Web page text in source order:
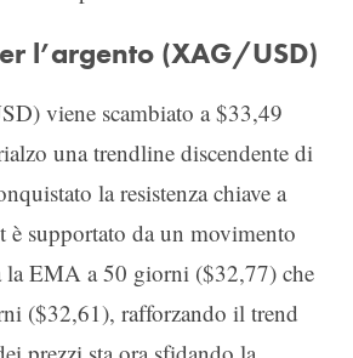
l’argento (XAG/USD)
viene scambiato a $33,49
una trendline discendente di
la resistenza chiave a
supportato da un movimento
la EMA a 50 giorni ($32,77) che
($32,61), rafforzando il trend